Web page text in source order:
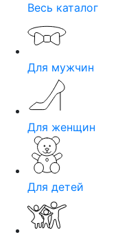
Весь каталог
Для мужчин
Для женщин
Для детей